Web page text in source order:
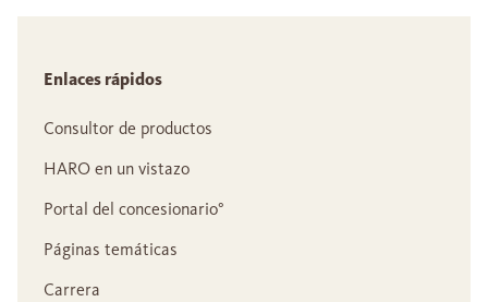
Enlaces rápidos
Consultor de productos
HARO en un vistazo
Portal del concesionario°
Páginas temáticas
Carrera